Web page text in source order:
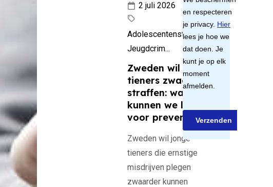
Dat
van
tegen
en
Zweden wil jonge
tieners zwaarder
straffen: wat
kunnen we leren
voor preventie?
Zweden wil jonge
tieners die ernstige
misdrijven plegen
zwaarder kunnen
2 juli 2026
Adolescentenstrafrecht,
Jeugdcrim...